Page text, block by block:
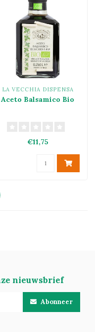
LA VECCHIA DISPENSA
Aceto Balsamico Bio
€11,75
nieuwsbrief
Abonneer